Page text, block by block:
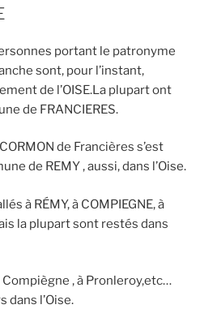
portant le patronyme
sont, pour l’instant,
de l’OISE.La plupart ont
de FRANCIERES.
de Francières s’est
de REMY , aussi, dans l’Oise.
à RÉMY, à COMPIEGNE, à
la plupart sont restés dans
Compiègne , à Pronleroy,etc…
dans l’Oise.